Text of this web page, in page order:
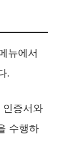
뉴에서
.
인증서와
수행하